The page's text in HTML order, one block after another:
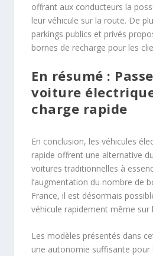
offrant aux conducteurs la
leur véhicule sur la route. De
parkings publics et privés
bornes de recharge pour les
En résumé :
voiture
charge rapide
En conclusion, les véhicules
rapide offrent une alternative
voitures traditionnelles à
l’augmentation du nombre de
France, il est désormais
véhicule rapidement même sur
Les modèles présentés dans
une autonomie suffisante